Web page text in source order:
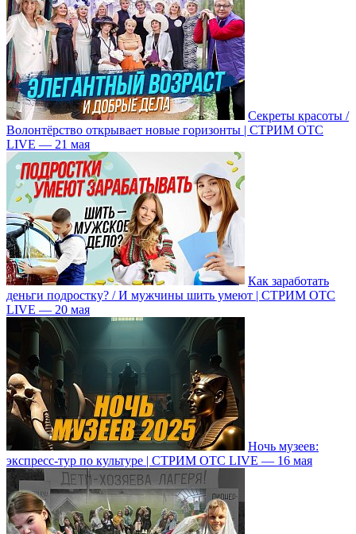
Секреты красоты /
Волонтёрство открывает новые горизонты | СТРИМ ОТС
LIVE — 21 мая
Как заработать
деньги подростку? / И мужчины шить умеют | СТРИМ ОТС
LIVE — 20 мая
Ночь музеев:
экспресс-тур по культуре | СТРИМ ОТС LIVE — 16 мая